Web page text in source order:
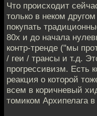
Что происходит
только в неком
покупать
80х и до начала
контр-тренде ("мы
/ геи / трансы и т.д.
прогрессивизм. Есть
реакция о которой
всем в коричневый
томиком Архипелага в